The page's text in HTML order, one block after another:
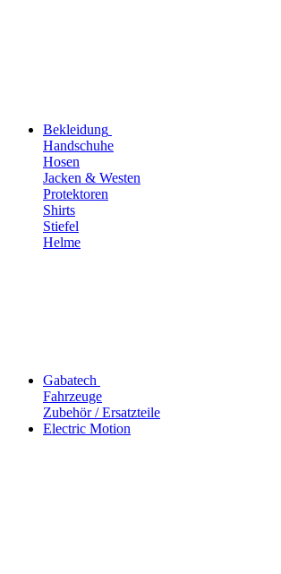
Bekleidung
Handschuhe
Hosen
Jacken & Westen
Protektoren
Shirts
Stiefel
Helme
Gabatech
Fahrzeuge
Zubehör / Ersatzteile
Electric Motion